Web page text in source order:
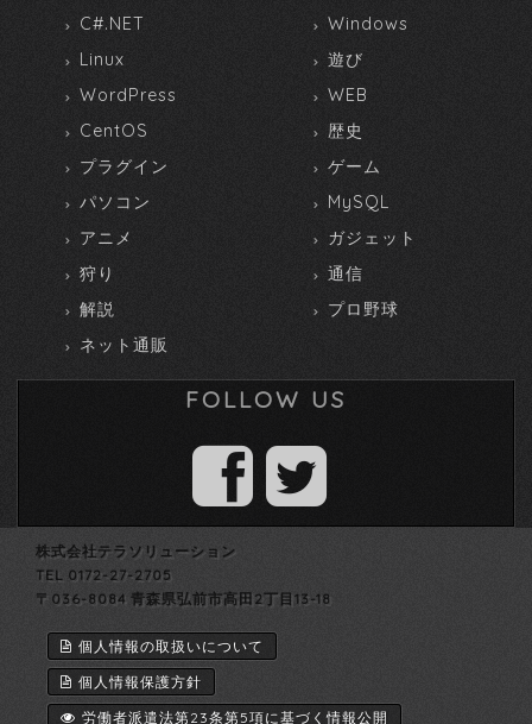
C#.NET
Windows
Linux
遊び
WordPress
WEB
CentOS
歴史
プラグイン
ゲーム
パソコン
MySQL
アニメ
ガジェット
狩り
通信
解説
プロ野球
ネット通販
FOLLOW US
株式会社テラソリューション
TEL 0172-27-2705
〒036-8084 青森県弘前市高田2丁目13-18
個人情報の取扱いについて
個人情報保護方針
労働者派遣法第23条第5項に基づく情報公開